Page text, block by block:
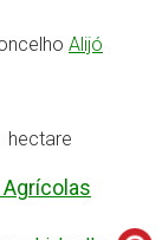
Alijó
hectare